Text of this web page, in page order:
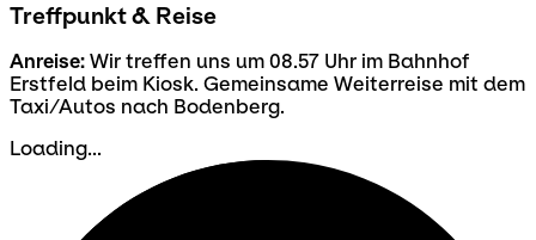
Treffpunkt & Reise
Anreise: Wir treffen uns um 08.57 Uhr im Bahnhof
Erstfeld beim Kiosk. Gemeinsame Weiterreise mit dem
Taxi/Autos nach Bodenberg.
Loading...